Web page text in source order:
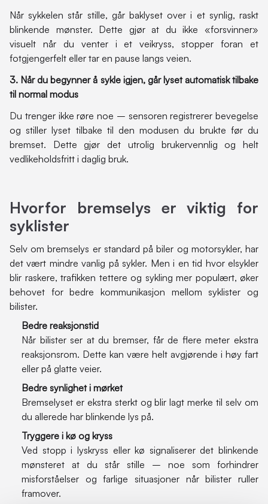
Når sykkelen står stille, går baklyset over i et synlig, raskt
blinkende mønster. Dette gjør at du ikke «forsvinner»
visuelt når du venter i et veikryss, stopper foran et
fotgjengerfelt eller tar en pause langs veien.
3. Når du begynner å sykle igjen, går lyset automatisk tilbake
til normal modus
Du trenger ikke røre noe – sensoren registrerer bevegelse
og stiller lyset tilbake til den modusen du brukte før du
bremset. Dette gjør det utrolig brukervennlig og helt
vedlikeholdsfritt i daglig bruk.
Hvorfor bremselys er viktig for
syklister
Selv om bremselys er standard på biler og motorsykler, har
det vært mindre vanlig på sykler. Men i en tid hvor elsykler
blir raskere, trafikken tettere og sykling mer populært, øker
behovet for bedre kommunikasjon mellom syklister og
bilister.
Bedre reaksjonstid
Når bilister ser at du bremser, får de flere meter ekstra
reaksjonsrom. Dette kan være helt avgjørende i høy fart
eller på glatte veier.
Bedre synlighet i mørket
Bremselyset er ekstra sterkt og blir lagt merke til selv om
du allerede har blinkende lys på.
Tryggere i kø og kryss
Ved stopp i lyskryss eller kø signaliserer det blinkende
mønsteret at du står stille – noe som forhindrer
misforståelser og farlige situasjoner når bilister ruller
framover.